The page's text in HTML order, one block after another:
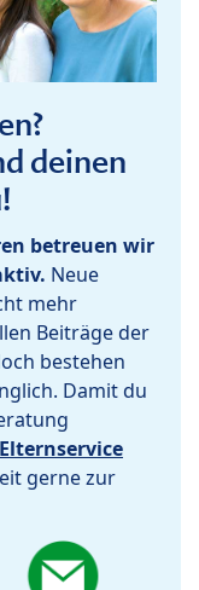
deinen
betreuen wir
Neue
mehr
Beiträge der
bestehen
Damit du
gerne zur